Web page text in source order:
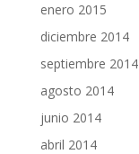
enero 2015
diciembre 2014
septiembre 2014
agosto 2014
junio 2014
abril 2014